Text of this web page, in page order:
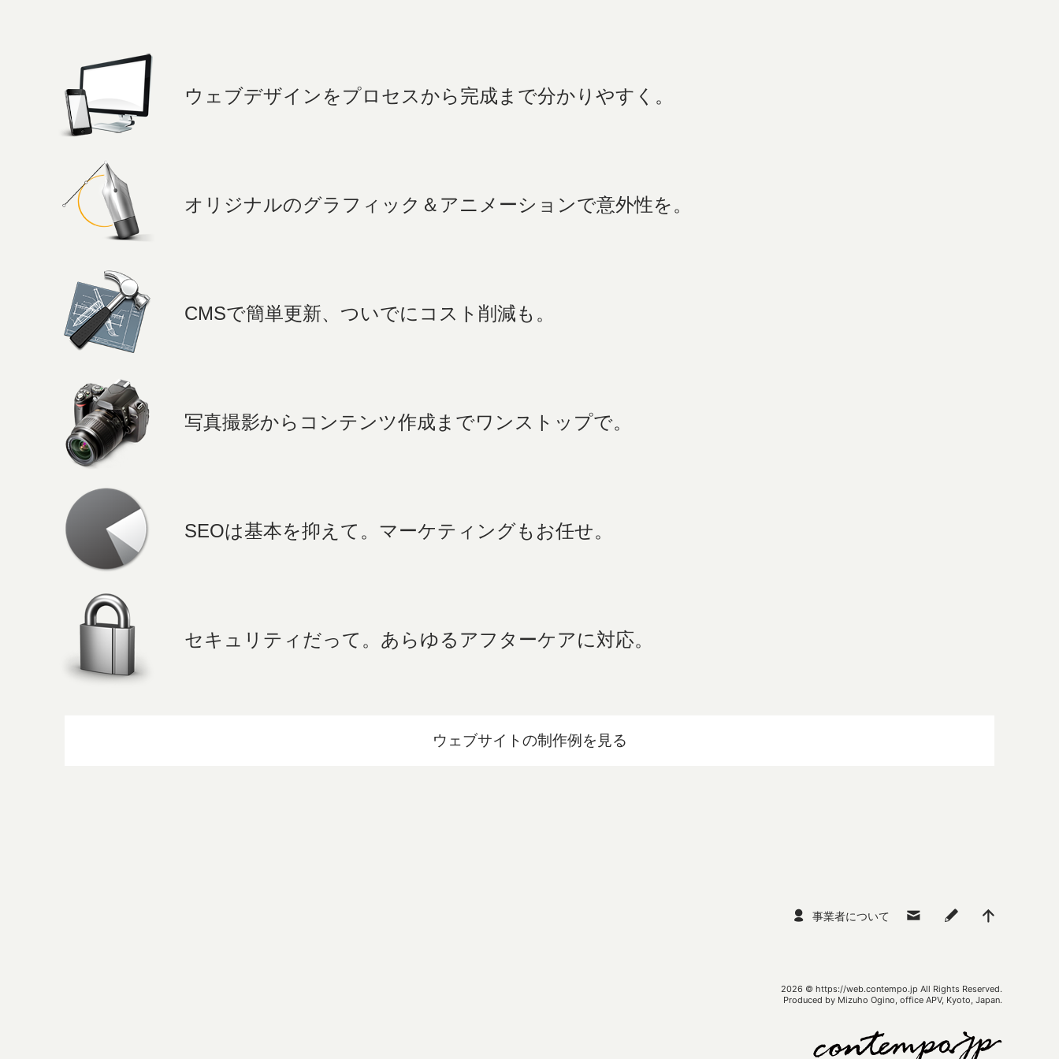
ウェブデザインをプロセスから完成まで分かりやすく。
オリジナルのグラフィック＆アニメーションで意外性を。
CMSで簡単更新、ついでにコスト削減も。
写真撮影からコンテンツ作成までワンストップで。
SEOは基本を抑えて。マーケティングもお任せ。
セキュリティだって。あらゆるアフターケアに対応。
ウェブサイトの制作例を見る
事業者について
2026 © https://web.contempo.jp All Rights Reserved.
Produced by Mizuho Ogino, office APV, Kyoto, Japan.